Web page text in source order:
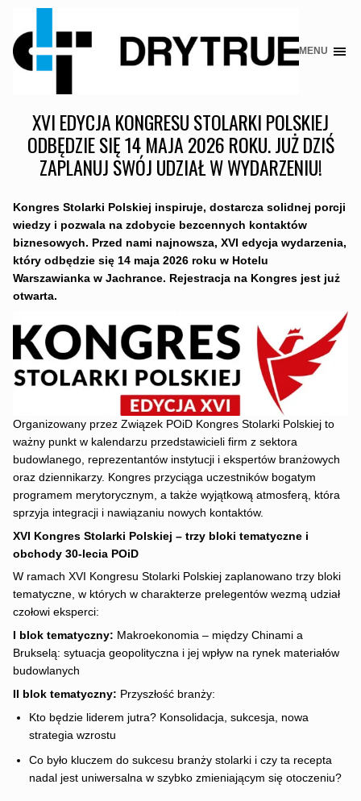
Skip
MENU
XVI EDYCJA KONGRESU STOLARKI POLSKIEJ
ODBĘDZIE SIĘ 14 MAJA 2026 ROKU. JUŻ DZIŚ
ZAPLANUJ SWÓJ UDZIAŁ W WYDARZENIU!
Kongres Stolarki Polskiej inspiruje, dostarcza solidnej porcji
wiedzy i pozwala na zdobycie bezcennych kontaktów
biznesowych. Przed nami najnowsza, XVI edycja wydarzenia,
który odbędzie się 14 maja 2026 roku w Hotelu
Warszawianka w Jachrance. Rejestracja na Kongres jest już
otwarta.
Organizowany przez Związek POiD Kongres Stolarki Polskiej to
ważny punkt w kalendarzu przedstawicieli firm z sektora
budowlanego, reprezentantów instytucji i ekspertów branżowych
oraz dziennikarzy. Kongres przyciąga uczestników bogatym
programem merytorycznym, a także wyjątkową atmosferą, która
sprzyja integracji i nawiązaniu nowych kontaktów.
XVI Kongres Stolarki Polskiej – trzy bloki tematyczne i
obchody 30-lecia POiD
W ramach XVI Kongresu Stolarki Polskiej zaplanowano trzy bloki
tematyczne, w których w charakterze prelegentów wezmą udział
czołowi eksperci:
I blok tematyczny: Makroekonomia – między Chinami a
Brukselą: sytuacja geopolityczna i jej wpływ na rynek materiałów
budowlanych
II blok tematyczny: Przyszłość branży:
Kto będzie liderem jutra? Konsolidacja, sukcesja, nowa
strategia wzrostu
Co było kluczem do sukcesu branży stolarki i czy ta recepta
nadal jest uniwersalna w szybko zmieniającym się otoczeniu?